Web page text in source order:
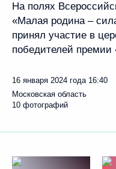
На полях
«Малая родина –
принял участие в
победителей премии
16 января 2024 года 16:40
Московская область
10 фотографий